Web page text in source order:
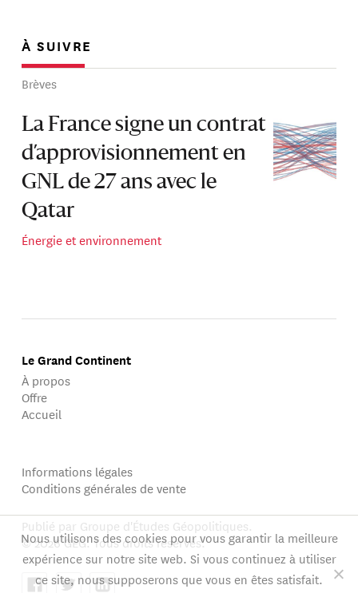
À SUIVRE
Brèves
La France signe un contrat
d’approvisionnement en
GNL de 27 ans avec le
Qatar
Énergie et environnement
Le Grand Continent
À propos
Offre
Accueil
Informations légales
Conditions générales de vente
Publié par Groupe d'Études Géopolitiques.
© 2026 GEG. Tous droits réservés.
Nous utilisons des cookies pour vous garantir la meilleure
expérience sur notre site web. Si vous continuez à utiliser
ce site, nous supposerons que vous en êtes satisfait.